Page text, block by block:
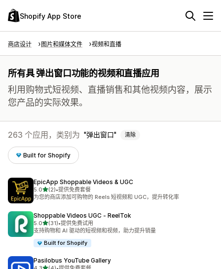
Shopify App Store
商店设计 图片和媒体文件 视频和直播
所有具 弹出窗口功能的视频和直播应用
利用购物式短视频、直播销售和其他视频内容，展示
您产品的实际效果。
263 个应用，类别为 弹出窗口 清除
Built for Shopify
EpicApp Shoppable Videos & UGC
5.0星（满分 5 星）
(2)
总共 2 条评论
•提供免费套餐
为您的商店添加可购物的 Reels 短视频和 UGC，提升转化率
Shoppable Videos UGC ‑ ReelTok
5.0星（满分 5 星）
(31)
总共 31 条评论
•提供免费试用
支持购物和 AI 驱动的短视频和视频，助力提升销量
Built for Shopify
Pasilobus YouTube Gallery
星（满分 5 星）